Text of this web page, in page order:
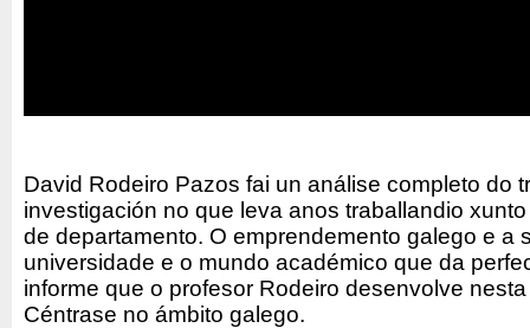
David Rodeiro Pazos fai un análise completo do
investigación no que leva anos traballandio
de departamento. O emprendemento galego e a
universidade e o mundo académico que da
informe que o profesor Rodeiro desenvolve
Céntrase no ámbito galego.